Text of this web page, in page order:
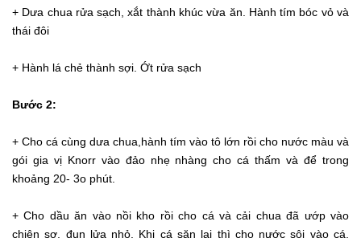
+ Dưa chua rửa sạch, xắt thành khúc vừa ăn. Hành tím bóc vỏ và
thái đôi
+ Hành lá chẻ thành sợi. Ớt rửa sạch
Bước 2:
+ Cho cá cùng dưa chua,hành tím vào tô lớn rồi cho nước màu và
gói gia vị Knorr vào đảo nhẹ nhàng cho cá thấm và để trong
khoảng 20- 3o phút.
+ Cho dầu ăn vào nồi kho rồi cho cá và cải chua đã ướp vào
chiên sơ, đun lửa nhỏ. Khi cá săn lại thì cho nước sôi vào cá,